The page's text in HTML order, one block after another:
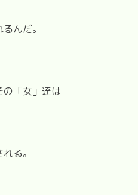
んだ。
の「女」達は
る。